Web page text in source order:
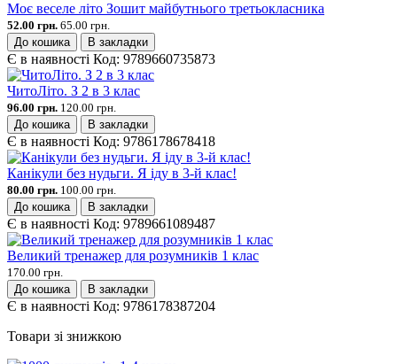
Моє веселе літо Зошит майбутнього третьокласника
52.00 грн. 65.00 грн.
До кошика
В закладки
Є в наявності Код: 9789660735873
ЧитоЛіто. З 2 в 3 клас
96.00 грн. 120.00 грн.
До кошика
В закладки
Є в наявності Код: 9786178678418
Канікули без нудьги. Я іду в 3-й клас!
80.00 грн. 100.00 грн.
До кошика
В закладки
Є в наявності Код: 9789661089487
Великий тренажер для розумників 1 клас
170.00 грн.
До кошика
В закладки
Є в наявності Код: 9786178387204
Товари зі знижкою